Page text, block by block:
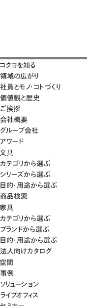
コクヨを知る
領域の広がり
社員とモノ・コトづくり
価値観と歴史
ご挨拶
会社概要
グループ会社
アワード
文具
カテゴリから選ぶ
シリーズから選ぶ
目的・用途から選ぶ
商品検索
家具
カテゴリから選ぶ
ブランドから選ぶ
目的・用途から選ぶ
法人向けカタログ
空間
事例
ソリューション
ライブオフィス